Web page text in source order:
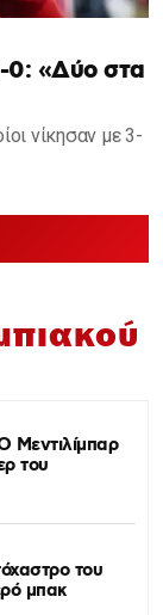
0: «Δύο στα
νίκησαν με 3-
του
του
μπακ